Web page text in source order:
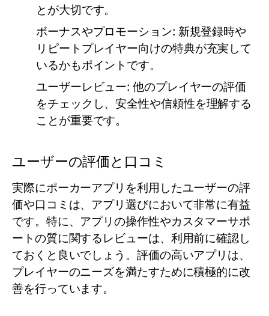
とが大切です。
ボーナスやプロモーション: 新規登録時や
リピートプレイヤー向けの特典が充実して
いるかもポイントです。
ユーザーレビュー: 他のプレイヤーの評価
をチェックし、安全性や信頼性を理解する
ことが重要です。
ユーザーの評価と口コミ
実際にポーカーアプリを利用したユーザーの評
価や口コミは、アプリ選びにおいて非常に有益
です。特に、アプリの操作性やカスタマーサポ
ートの質に関するレビューは、利用前に確認し
ておくと良いでしょう。評価の高いアプリは、
プレイヤーのニーズを満たすために積極的に改
善を行っています。